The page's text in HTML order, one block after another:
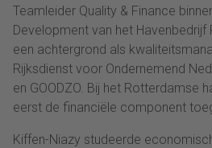
Teamleider Quality & Finance
Development van het
een achtergrond als
Rijksdienst voor Ondernemend
en GOODZO. Bij het Rotterdamse
eerst de financiële component
Kiffen-Niazy studeerde